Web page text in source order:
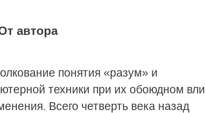
автора
понятия «разум» и
техники при их обоюдном
Всего четверть века назад